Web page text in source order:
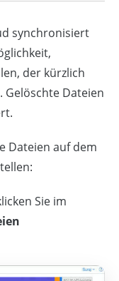
synchronisiert
der kürzlich
Gelöschte Dateien
Dateien auf dem
Sie im